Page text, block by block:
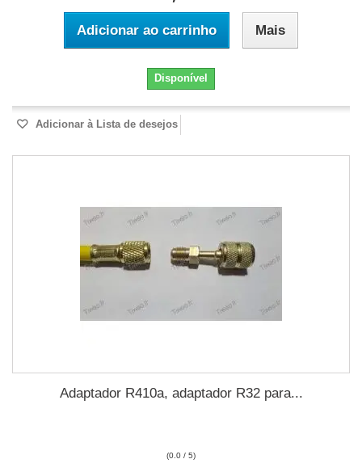
Adicionar ao carrinho Mais
Disponível
Adicionar à Lista de desejos
Adaptador R410a, adaptador R32 para...
(0.0 / 5)